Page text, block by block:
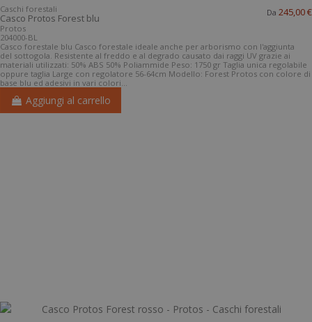
Caschi forestali
Casco Protos Forest blu
Protos
204000-BL
Da 245,00 €
Casco forestale blu Casco forestale ideale anche per arborismo con l'aggiunta
del sottogola. Resistente al freddo e al degrado causato dai raggi UV grazie ai
materiali utilizzati: 50% ABS 50% Poliammide Peso: 1750 gr Taglia unica regolabile
oppure taglia Large con regolatore 56-64cm Modello: Forest Protos con colore di
base blu ed adesivi in vari colori...
Aggiungi al carrello